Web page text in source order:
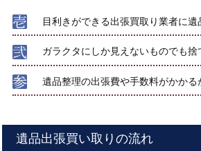
目利きができる出張買取り業者に遺
ガラクタにしか見えないものでも捨
遺品整理の出張費や手数料がかかる
遺品出張買い取りの流れ